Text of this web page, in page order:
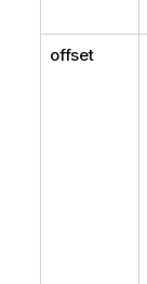
offset